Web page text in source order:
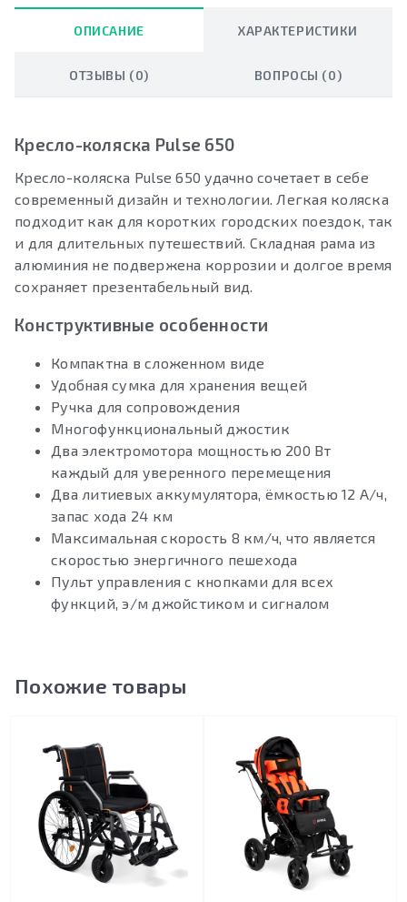
ОПИСАНИЕ ХАРАКТЕРИСТИКИ
ОТЗЫВЫ (0) ВОПРОСЫ (0)
Кресло-коляска Pulse 650
Кресло-коляска Pulse 650 удачно сочетает в себе
современный дизайн и технологии. Легкая коляска
подходит как для коротких городских поездок, так
и для длительных путешествий. Складная рама из
алюминия не подвержена коррозии и долгое время
сохраняет презентабельный вид.
Конструктивные особенности
Компактна в сложенном виде
Удобная сумка для хранения вещей
Ручка для сопровождения
Многофункциональный джостик
Два электромотора мощностью 200 Вт
каждый для уверенного перемещения
Два литиевых аккумулятора, ёмкостью 12 А/ч,
запас хода 24 км
Максимальная скорость 8 км/ч, что является
скоростью энергичного пешехода
Пульт управления с кнопками для всех
функций, э/м джойстиком и сигналом
Похожие товары